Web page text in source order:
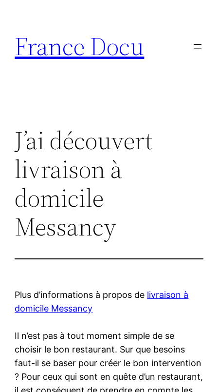
contenu
France Docu
J’ai découvert
livraison à
domicile
Messancy
Plus d’informations à propos de livraison à
domicile Messancy
Il n’est pas à tout moment simple de se
choisir le bon restaurant. Sur que besoins
faut-il se baser pour créer le bon intervention
? Pour ceux qui sont en quête d’un restaurant,